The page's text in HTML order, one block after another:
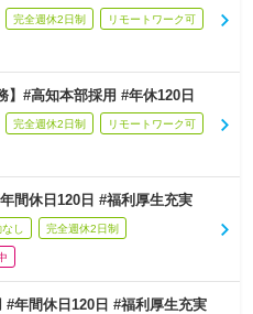
完全週休2日制 リモートワーク可
】#高知本部採用 #年休120日
完全週休2日制 リモートワーク可
間休日120日 #福利厚生充実
し 完全週休2日制
#年間休日120日 #福利厚生充実